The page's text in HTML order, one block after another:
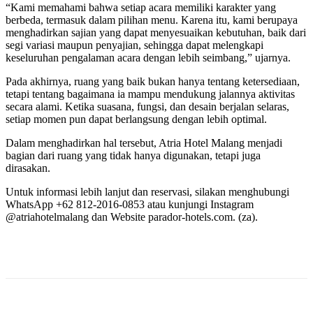
“Kami memahami bahwa setiap acara memiliki karakter yang
berbeda, termasuk dalam pilihan menu. Karena itu, kami berupaya
menghadirkan sajian yang dapat menyesuaikan kebutuhan, baik dari
segi variasi maupun penyajian, sehingga dapat melengkapi
keseluruhan pengalaman acara dengan lebih seimbang,” ujarnya.
Pada akhirnya, ruang yang baik bukan hanya tentang ketersediaan,
tetapi tentang bagaimana ia mampu mendukung jalannya aktivitas
secara alami. Ketika suasana, fungsi, dan desain berjalan selaras,
setiap momen pun dapat berlangsung dengan lebih optimal.
Dalam menghadirkan hal tersebut, Atria Hotel Malang menjadi
bagian dari ruang yang tidak hanya digunakan, tetapi juga
dirasakan.
Untuk informasi lebih lanjut dan reservasi, silakan menghubungi
WhatsApp +62 812-2016-0853 atau kunjungi Instagram
@atriahotelmalang dan Website parador-hotels.com. (za).